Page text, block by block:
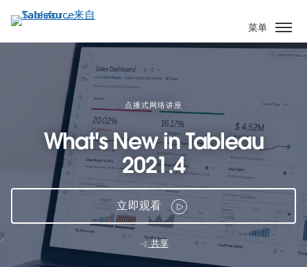
转
到
菜单
点播式网络讲座
What's New in Tableau
2021.4
立即观看
共享